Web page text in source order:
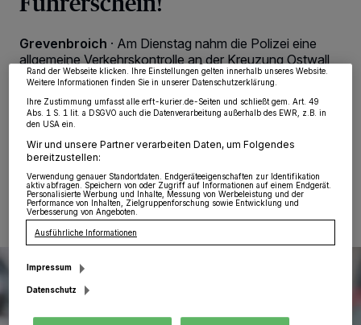
Grevenbroich · Am Dienstag nahm die Polizei eine
allgemeine Verkehrskontrolle an der Kreuzung Ostwall
und Parkstraße in Grevenbroich vor. Dabei wurde
gegen 21.30 Uhr das Fahrzeug eines 59-jähirgen
Polen kontrolliert.
11.06.2025 , 10:15 Uhr Eine Minute Lesezeit
von OK aktivieren Sie Tracking-Technologien für die unter „Wir und unsere
möglicherweise nicht mehr so relevant für Sie. Sie können dieses Menü jederzeit
wieder aufrufen, um Ihre Einstellungen zu ändern oder Ihre Einwilligung zu
widerrufen, indem Sie auf den Link Einstellungen oder Ablehnen am unteren
Rand der Webseite klicken. Ihre Einstellungen gelten innerhalb unseres Website.
Weitere Informationen finden Sie in unserer Datenschutzerklärung.
Ihre Zustimmung umfasst alle erft-kurier.de-Seiten und schließt gem. Art. 49
Abs. 1 S. 1 lit. a DSGVO auch die Datenverarbeitung außerhalb des EWR, z.B. in
den USA ein.
Wir und unsere Partner verarbeiten Daten, um Folgendes
bereitzustellen:
Verwendung genauer Standortdaten. Endgeräteeigenschaften zur Identifikation
aktiv abfragen. Speichern von oder Zugriff auf Informationen auf einem Endgerät.
Personalisierte Werbung und Inhalte, Messung von Werbeleistung und der
Performance von Inhalten, Zielgruppenforschung sowie Entwicklung und
Verbesserung von Angeboten.
Ausführliche Informationen
Impressum
Datenschutz